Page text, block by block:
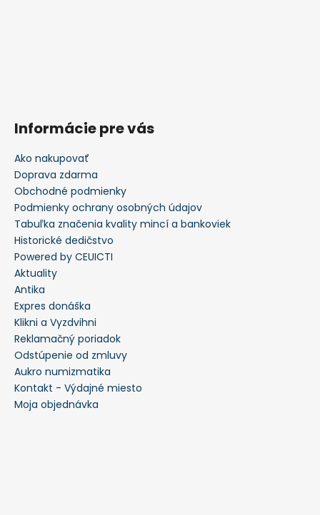
Informácie pre vás
Ako nakupovať
Doprava zdarma
Obchodné podmienky
Podmienky ochrany osobných údajov
Tabuľka značenia kvality mincí a bankoviek
Historické dedičstvo
Powered by CEUICTI
Aktuality
Antika
Expres donáška
Klikni a Vyzdvihni
Reklamačný poriadok
Odstúpenie od zmluvy
Aukro numizmatika
Kontakt - Výdajné miesto
Moja objednávka